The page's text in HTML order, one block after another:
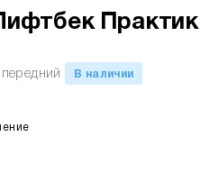
Практик
В наличии